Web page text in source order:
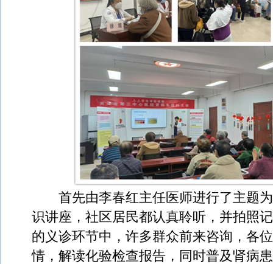
首先由李春红主任医师进行了主题为
识讲座，社区居民都认真聆听，并拍照
的义诊环节中，许多群众前来咨询，各
情，解读化验检查报告，同时普及肾病